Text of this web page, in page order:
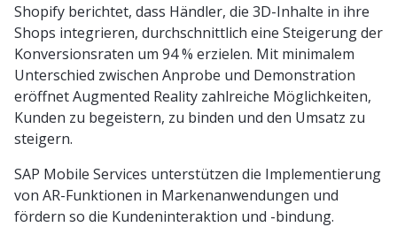
Shopify berichtet, dass Händler, die 3D-Inhalte in ihre
Shops integrieren, durchschnittlich eine Steigerung der
Konversionsraten um 94 % erzielen. Mit minimalem
Unterschied zwischen Anprobe und Demonstration
eröffnet Augmented Reality zahlreiche Möglichkeiten,
Kunden zu begeistern, zu binden und den Umsatz zu
steigern.
SAP Mobile Services unterstützen die Implementierung
von AR-Funktionen in Markenanwendungen und
fördern so die Kundeninteraktion und -bindung.